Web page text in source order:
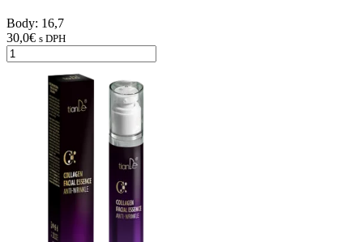
Body: 16,7
30,0€ s DPH